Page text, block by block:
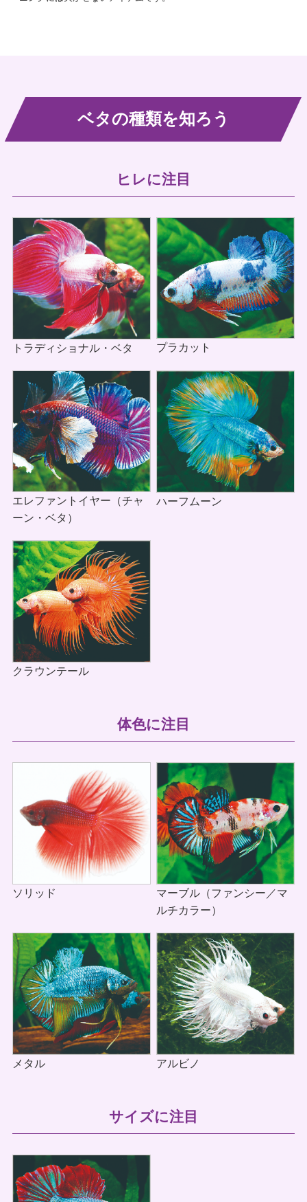
ベタの種類を知ろう
ヒレに注目
トラディショナル・ベタ プラカット
エレファントイヤー（チャ
ーン・ベタ）
ハーフムーン
クラウンテール
体色に注目
ソリッド
マーブル（ファンシー／マ
ルチカラー）
メタル アルビノ
サイズに注目